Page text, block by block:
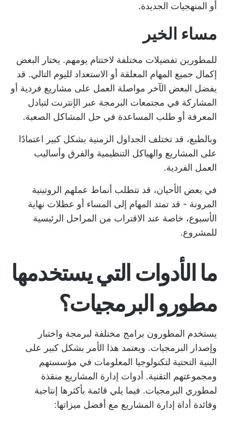
أو المنهجيات الجديدة.
مساء الخير
للمطورين تفضيلات مختلفة لاختتام يومهم. يختار البعض
إكمال جميع المهام المعلقة أو الاستعداد لليوم التالي. قد
يفضل البعض الآخر مواصلة العمل على مشاريع فردية أو
المشاركة في مجتمعات البرمجة عبر الإنترنت لتبادل
المعرفة أو طلب المساعدة في حل المشاكل الصعبة.
وبالطبع، قد تختلف الجداول الزمنية بشكل كبير اعتمادًا
على المشاريع والهياكل التنظيمية والفرق وأساليب
العمل الفردية.
في بعض الأحيان، قد تتطلب أنماط عملهم الروتينية
المرونة - قد تمتد المهام إلى المساء أو عطلات نهاية
الأسبوع، خاصة عند الاقتراب من المراحل الرئيسية
للمشروع.
ما الأدوات التي يستخدمها
مطورو البرمجيات؟
يستخدم المطورون برامج مختلفة لبرمجة واختبار
وإصدار البرمجيات. ويعتمد هذا الأمر بشكل كبير على
البنية التحتية لتكنولوجيا المعلومات في مؤسستهم
ومجموعتهم التقنية. أدوات إدارة المشاريع منقذة
لمطوري البرمجيات. فيما يلي قائمة بأكثرها إنتاجية
وفائدة أداة إدارة المشاريع مع أفضل ميزاتها: